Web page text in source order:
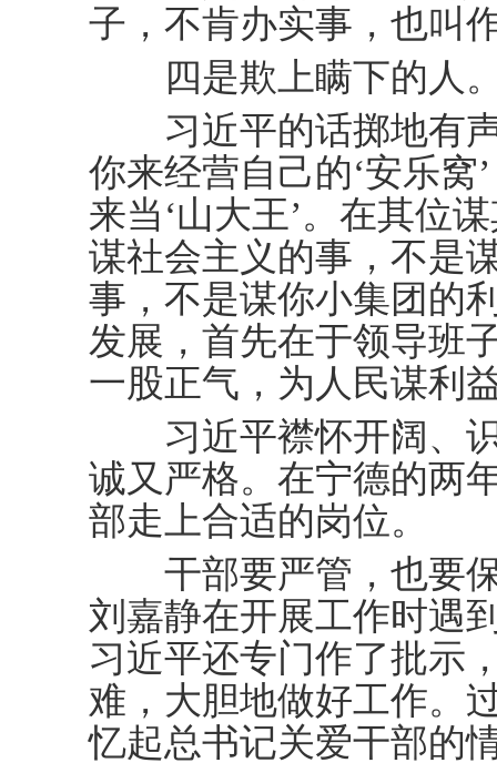
子，不肯办实事，也叫
四是欺上瞒下的人
习近平的话掷地有声
你来经营自己的‘安乐窝
来当‘山大王’。在其位
谋社会主义的事，不是
事，不是谋你小集团的
发展，首先在于领导班
一股正气，为人民谋利
习近平襟怀开阔、识
诚又严格。在宁德的两
部走上合适的岗位。
干部要严管，也要保
刘嘉静在开展工作时遇
习近平还专门作了批示
难，大胆地做好工作。
忆起总书记关爱干部的